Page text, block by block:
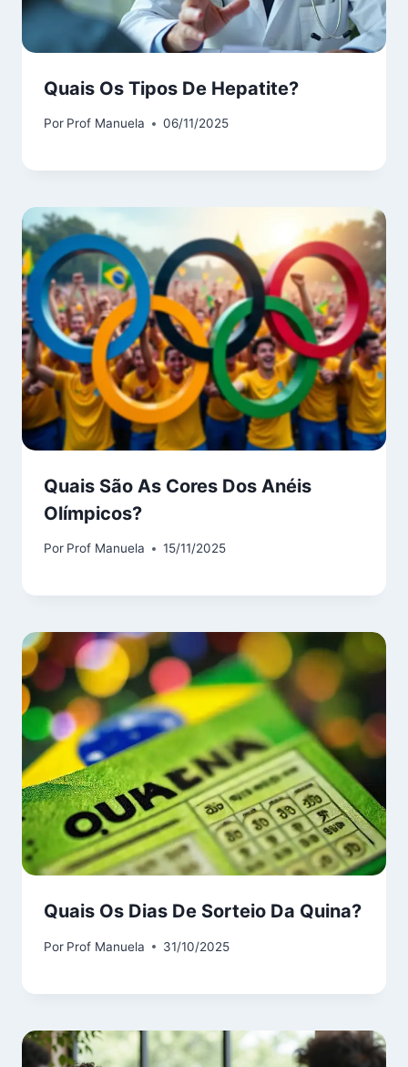
Quais Os Tipos De Hepatite?
Por Prof Manuela 06/11/2025
Quais São As Cores Dos Anéis
Olímpicos?
Por Prof Manuela 15/11/2025
Quais Os Dias De Sorteio Da Quina?
Por Prof Manuela 31/10/2025